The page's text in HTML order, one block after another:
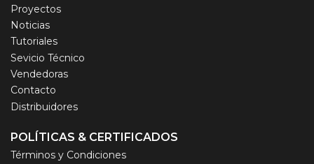
Proyectos
Noticias
Tutoriales
Sevicio Técnico
Vendedoras
Contacto
Distribuidores
POLÍTICAS & CERTIFICADOS
Términos y Condiciones